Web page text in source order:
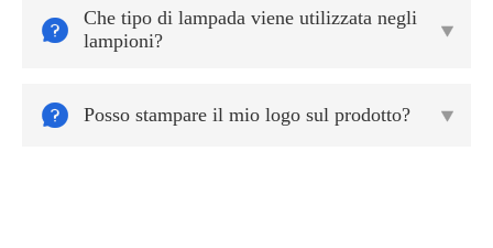

Che tipo di lampada viene utilizzata negli
lampioni?

 Posso stampare il mio logo sul prodotto? 